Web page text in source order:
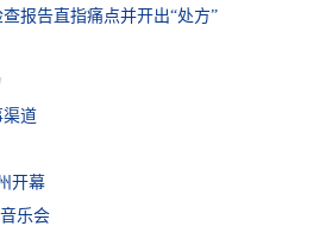
报告直指痛点并开出“处方”
渠道
开幕
乐会